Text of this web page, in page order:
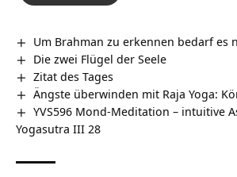
Um Brahman zu erkennen bedarf es
Die zwei Flügel der Seele
Zitat des Tages
Ängste überwinden mit Raja Yoga:
YVS596 Mond-Meditation – intuitive
Yogasutra III 28